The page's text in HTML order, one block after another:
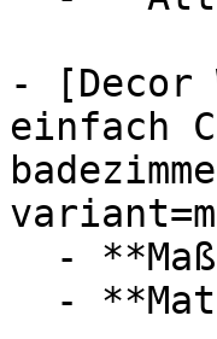
- [Decor
einfach